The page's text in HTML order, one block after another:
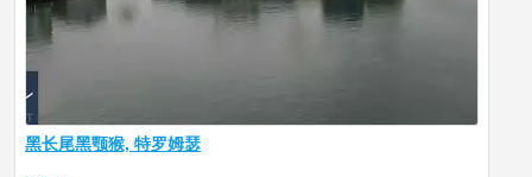
黑长尾黑颚猴, 特罗姆瑟